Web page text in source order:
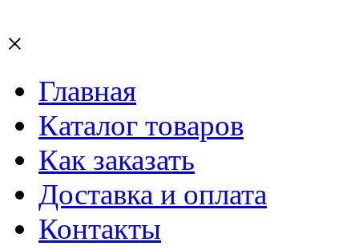
×
Главная
Каталог товаров
Как заказать
Доставка и оплата
Контакты